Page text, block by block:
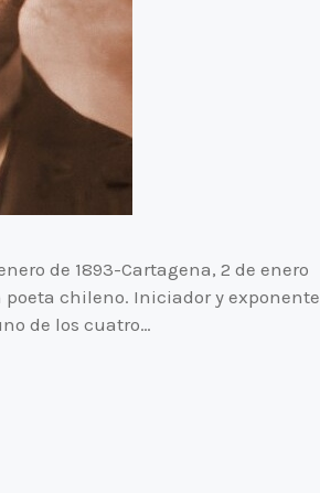
de 1893-Cartagena, 2 de enero
poeta chileno. Iniciador y exponente
de los cuatro…